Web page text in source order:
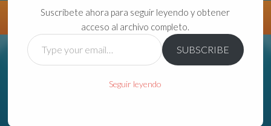
Información Directorio VivirGuadalajara
Suscríbete ahora para seguir leyendo y obtener
acceso al archivo completo.
Type
your
SUBSCRIBE
Seguir leyendo